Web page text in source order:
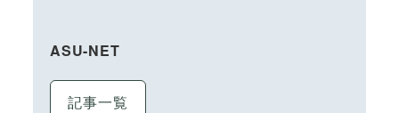
ASU-NET
記事一覧